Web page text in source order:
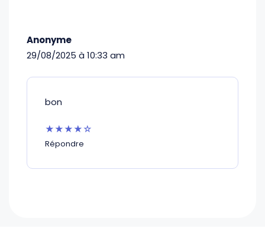
Anonyme
29/08/2025 à 10:33 am
bon
★★★★☆
Répondre